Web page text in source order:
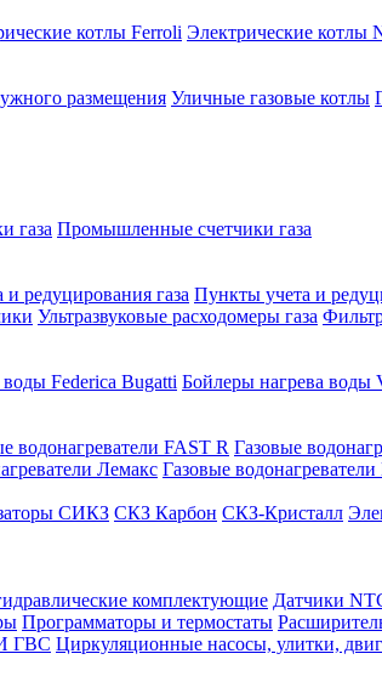
котлы Ferroli Электрические котлы
размещения Уличные газовые котлы
газа Промышленные счетчики газа
редуцирования газа Пункты учета и
Ультразвуковые расходомеры газа
Federica Bugatti Бойлеры нагрева
водонагреватели FAST R Газовые
Лемакс Газовые
СИКЗ СКЗ Карбон СКЗ-Кристалл
комплектующие Датчики
Программаторы и термостаты
ГВС Циркуляционные насосы, улитки,